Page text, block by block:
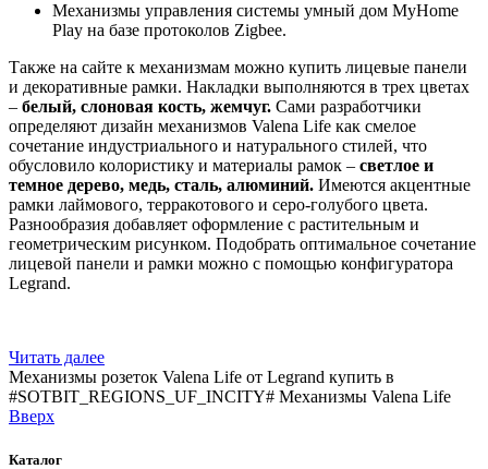
Механизмы управления системы умный дом MyHome
Play на базе протоколов Zigbee.
Также на сайте к механизмам можно купить лицевые панели
и декоративные рамки. Накладки выполняются в трех цветах
– белый, слоновая кость, жемчуг. Сами разработчики
определяют дизайн механизмов Valena Life как смелое
сочетание индустриального и натурального стилей, что
обусловило колористику и материалы рамок – светлое и
темное дерево, медь, сталь, алюминий. Имеются акцентные
рамки лаймового, терракотового и серо-голубого цвета.
Разнообразия добавляет оформление с растительным и
геометрическим рисунком. Подобрать оптимальное сочетание
лицевой панели и рамки можно с помощью конфигуратора
Legrand.
Читать далее
Механизмы розеток Valena Life от Legrand купить в
#SOTBIT_REGIONS_UF_INCITY# Механизмы Valena Life
Вверх
Каталог